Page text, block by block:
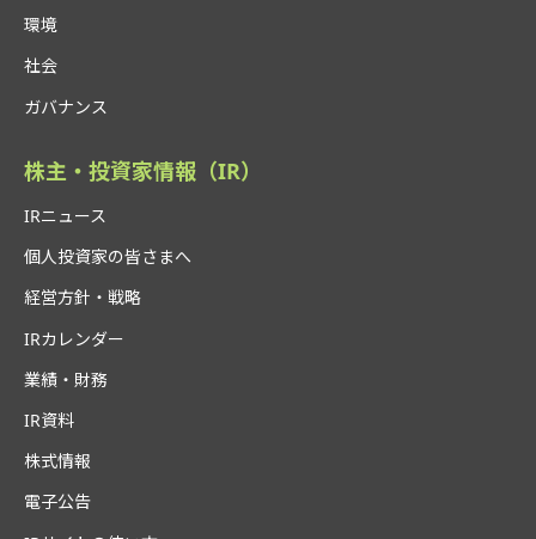
環境
社会
ガバナンス
株主・投資家情報（IR）
IRニュース
個人投資家の皆さまへ
経営方針・戦略
IRカレンダー
業績・財務
IR資料
株式情報
電子公告